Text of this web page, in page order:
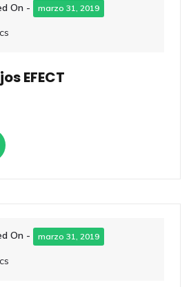
On - marzo 31, 2019
EFECT
On - marzo 31, 2019